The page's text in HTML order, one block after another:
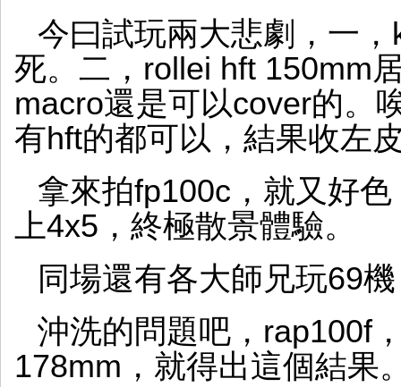
今曰試玩兩大悲劇，一
死。二，rollei hft 150mm
macro還是可以cover的。
有hft的都可以，結果收左
拿來拍fp100c，就又好
上4x5，終極散景體驗。
同場還有各大師兄玩69
沖洗的問題吧，rap100f
178mm，就得出這個結果